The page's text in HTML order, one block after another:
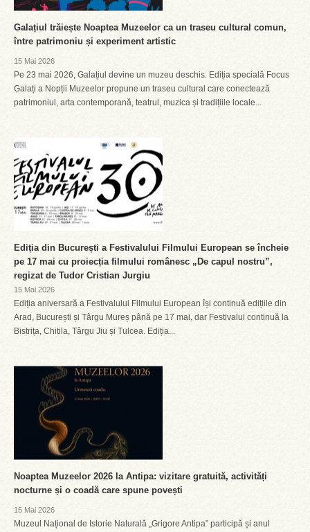
Galațiul trăiește Noaptea Muzeelor ca un traseu cultural comun,
între patrimoniu și experiment artistic
15 Mai 2026
Pe 23 mai 2026, Galațiul devine un muzeu deschis. Ediția specială Focus
Galați a Nopții Muzeelor propune un traseu cultural care conectează
patrimoniul, arta contemporană, teatrul, muzica și tradițiile locale...
Ediția din București a Festivalului Filmului European se încheie
pe 17 mai cu proiecția filmului românesc „De capul nostru”,
regizat de Tudor Cristian Jurgiu
15 Mai 2026
Ediția aniversară a Festivalului Filmului European își continuă edițiile din
Arad, București și Târgu Mureș până pe 17 mai, dar Festivalul continuă la
Bistrița, Chitila, Târgu Jiu și Tulcea. Ediția...
Noaptea Muzeelor 2026 la Antipa: vizitare gratuită, activități
nocturne și o coadă care spune povești
15 Mai 2026
Muzeul Național de Istorie Naturală „Grigore Antipa” participă și anul